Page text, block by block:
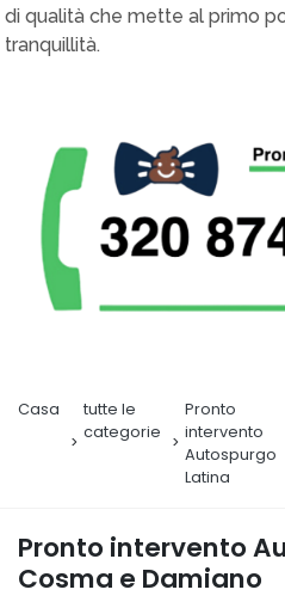
di qualità che mette al primo
tranquillità.
Casa
tutte le
categorie
Pronto
intervento
Autospurgo
Latina
Pronto intervento
Cosma e Damiano